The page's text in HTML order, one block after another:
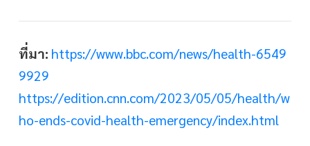
ที่มา: https://www.bbc.com/news/health-6549
9929
https://edition.cnn.com/2023/05/05/health/w
ho-ends-covid-health-emergency/index.html